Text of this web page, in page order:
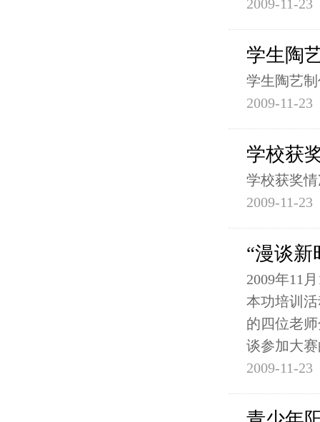
2009-11-23
学生陶
学生陶艺
2009-11-23
学校获
学校获奖
2009-11-23
“漫谈新
2009年11
本功培训
的四位老
谈参加大
2009-11-23